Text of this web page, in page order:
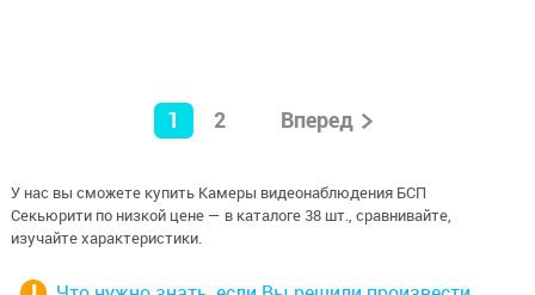
1 2 Вперед
У нас вы сможете купить Камеры видеонаблюдения БСП
Секьюрити по низкой цене — в каталоге 38 шт., сравнивайте,
изучайте характеристики.